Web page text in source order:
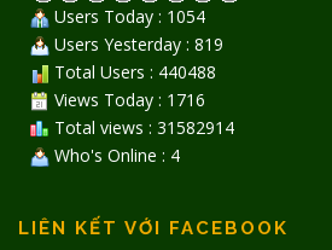
Users Today : 1054
Users Yesterday : 819
Total Users : 440488
Views Today : 1716
Total views : 31582914
Who's Online : 4
LIÊN KẾT VỚI FACEBOOK